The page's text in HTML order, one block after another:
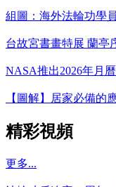
組圖：海外法輪功學
台故宮書畫特展 蘭亭
NASA推出2026年月
【圖解】居家必備的
精彩視頻
更多...